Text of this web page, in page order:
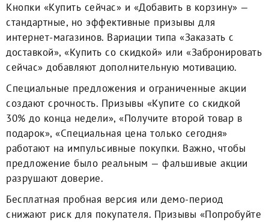
Кнопки «Купить сейчас» и «Добавить в корзину» —
стандартные, но эффективные призывы для
интернет-магазинов. Вариации типа «Заказать с
доставкой», «Купить со скидкой» или «Забронировать
сейчас» добавляют дополнительную мотивацию.
Специальные предложения и ограниченные акции
создают срочность. Призывы «Купите со скидкой
30% до конца недели», «Получите второй товар в
подарок», «Специальная цена только сегодня»
работают на импульсивные покупки. Важно, чтобы
предложение было реальным — фальшивые акции
разрушают доверие.
Бесплатная пробная версия или демо-период
снижают риск для покупателя. Призывы «Попробуйте